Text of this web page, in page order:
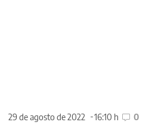
29 de agosto de 2022 16:10 h 0